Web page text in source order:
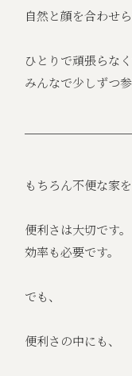
自然と顔を合わせら
ひとりで頑張らなく
みんなで少しずつ
もちろん不便な家
便利さは大切です。
効率も必要です。
でも、
便利さの中にも、